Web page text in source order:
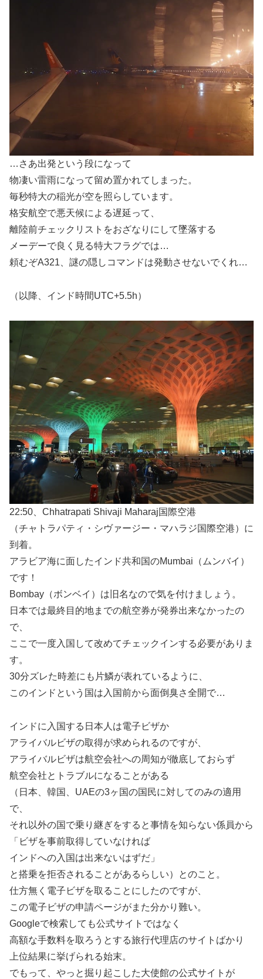
…さあ出発という段になって
物凄い雷雨になって留め置かれてしまった。
毎秒特大の稲光が空を照らしています。
格安航空で悪天候による遅延って、
離陸前チェックリストをおざなりにして墜落する
メーデーで良く見る特大フラグでは…
頼むぞA321、謎の隠しコマンドは発動させないでくれ…
（以降、インド時間UTC+5.5h）
22:50、Chhatrapati Shivaji Maharaj国際空港
（チャトラパティ・シヴァージー・マハラジ国際空港）に
到着。
アラビア海に面したインド共和国のMumbai（ムンバイ）
です！
Bombay（ボンベイ）は旧名なので気を付けましょう。
日本では最終目的地までの航空券が発券出来なかったの
で、
ここで一度入国して改めてチェックインする必要がありま
す。
30分ズレた時差にも片鱗が表れているように、
このインドという国は入国前から面倒臭さ全開で…
インドに入国する日本人は電子ビザか
アライバルビザの取得が求められるのですが、
アライバルビザは航空会社への周知が徹底しておらず
航空会社とトラブルになることがある
（日本、韓国、UAEの3ヶ国の国民に対してのみの適用
で、
それ以外の国で乗り継ぎをすると事情を知らない係員から
「ビザを事前取得していなければ
インドへの入国は出来ないはずだ」
と搭乗を拒否されることがあるらしい）とのこと。
仕方無く電子ビザを取ることにしたのですが、
この電子ビザの申請ページがまた分かり難い。
Googleで検索しても公式サイトではなく
高額な手数料を取ろうとする旅行代理店のサイトばかり
上位結果に挙げられる始末。
でもって、やっと掘り起こした大使館の公式サイトが